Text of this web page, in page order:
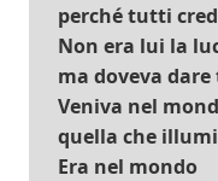
perché tutti
Non era lui la
ma doveva
Veniva nel
quella che
Era nel mondo